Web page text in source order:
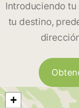
Introduciendo
tu destino,
+